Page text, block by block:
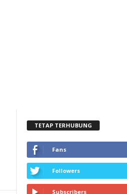
TETAP TERHUBUNG
Fans
Followers
Subscribers